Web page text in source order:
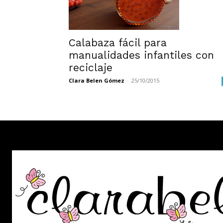
Calabaza fácil para
manualidades infantiles con
reciclaje
Clara Belen Gómez - 25/10/2015